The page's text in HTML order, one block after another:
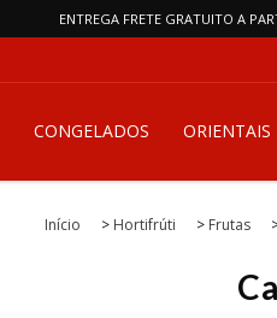
ENTREGA FRETE GRATUITO A
CONGELADOS ORIENTAIS
Início > Hortifrúti > Frutas